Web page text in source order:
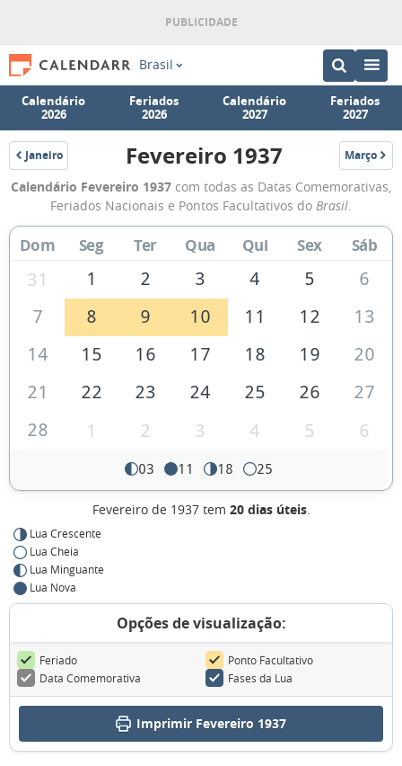
Brasil
Calendário
2026
Feriados
2026
Calendário
2027
Feriados
2027
Janeiro
1937
Calendário
de
Fevereiro
de
1937
Fevereiro 1937 Março
1937
Calendário Fevereiro 1937 com todas as Datas Comemorativas,
Feriados Nacionais e Pontos Facultativos do Brasil.
Dom Seg Ter Qua Qui Sex Sáb
31 1 2 3 4 5
6
7
8 9 10 11 12
13
14
15 16 17 18 19
20
21
22 23 24 25 26
27
28
1 2 3 4 5 6
03 11 18 25
Fevereiro de 1937 tem 20 dias úteis.
Lua Crescente
Lua Cheia
Lua Minguante
Lua Nova
Opções de visualização:
Feriado
Ponto Facultativo
Data Comemorativa
Fases da Lua
Imprimir Fevereiro 1937